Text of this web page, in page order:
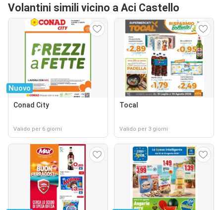
Volantini simili vicino a Aci Castello
Nuovo
Conad City
Valido per 6 giorni
Tocal
Valido per 3 giorni